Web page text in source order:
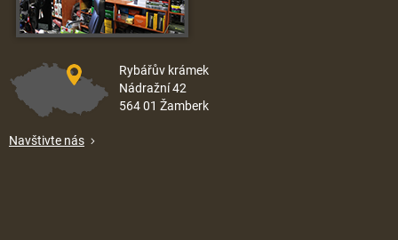
Rybářův krámek
Nádražní 42
564 01 Žamberk
Navštivte nás